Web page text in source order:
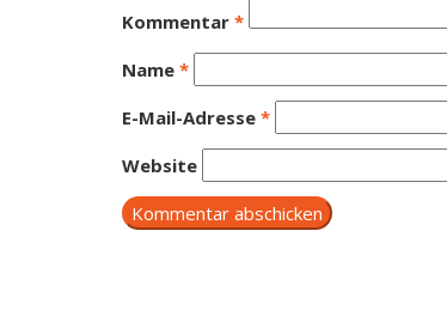
Kommentar *
Name *
E-Mail-Adresse *
Website